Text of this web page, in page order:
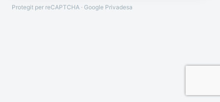
Protegit per reCAPTCHA · Google Privadesa